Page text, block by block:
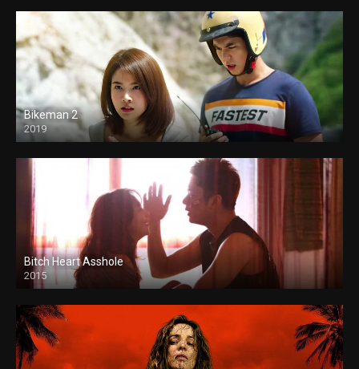
Bikeman 2
2019
Bitch Heart Asshole
2015